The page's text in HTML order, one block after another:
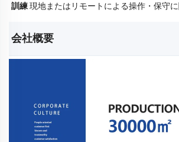
訓練現地またはリモートによる操作・保守に
会社概要